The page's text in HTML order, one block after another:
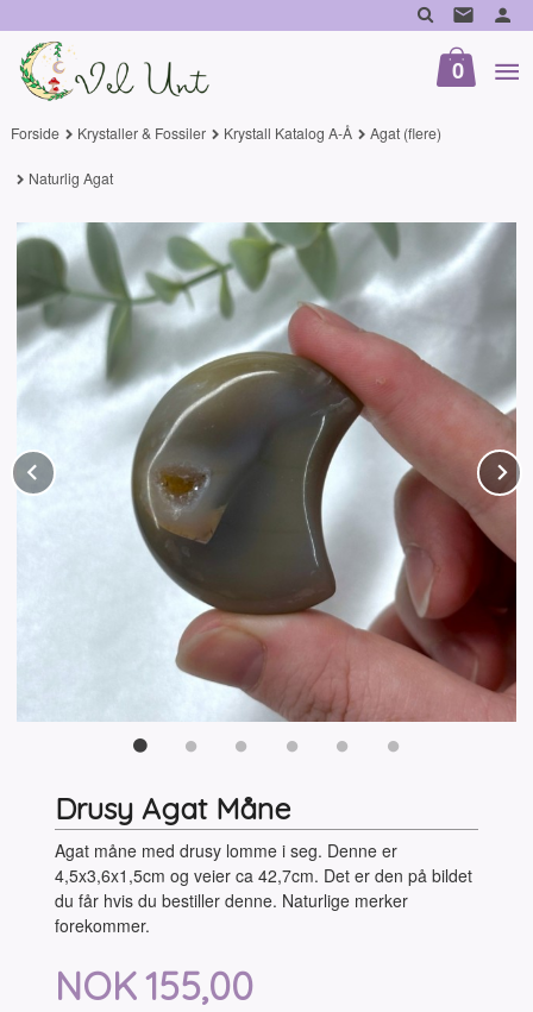
til
innholdet
0
Forside Krystaller & Fossiler Krystall Katalog A-Å Agat (flere)
Naturlig Agat
Prev
Drusy Agat Måne
Agat måne med drusy lomme i seg. Denne er
4,5x3,6x1,5cm og veier ca 42,7cm. Det er den på bildet
du får hvis du bestiller denne. Naturlige merker
forekommer.
Pris
NOK155,00